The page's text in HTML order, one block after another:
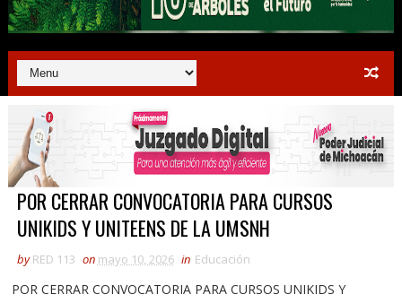
POR CERRAR CONVOCATORIA PARA CURSOS
UNIKIDS Y UNITEENS DE LA UMSNH
by RED 113 on mayo 10, 2026 in Educación
POR CERRAR CONVOCATORIA PARA CURSOS UNIKIDS Y